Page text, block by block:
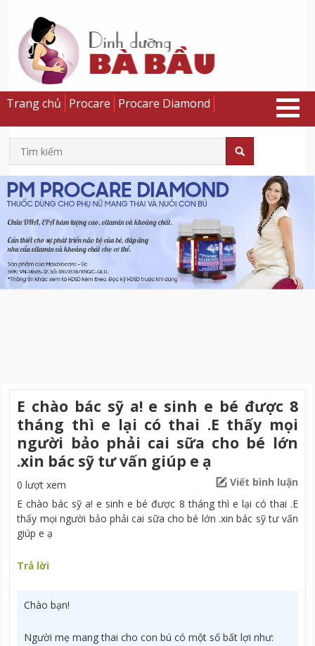
E chào bác sỹ a! e sinh e bé được 8
tháng thì e lại có thai .E thấy mọi
người bảo phải cai sữa cho bé lớn
.xin bác sỹ tư vấn giúp e ạ
0 lượt xem
Viết bình luận
E chào bác sỹ a! e sinh e bé được 8 tháng thì e lại có thai .E
thấy mọi người bảo phải cai sữa cho bé lớn .xin bác sỹ tư vấn
giúp e ạ
Trả lời
Chào bạn!
Người mẹ mang thai cho con bú có một số bất lợi như:
Trang chủ Procare Procare Diamond